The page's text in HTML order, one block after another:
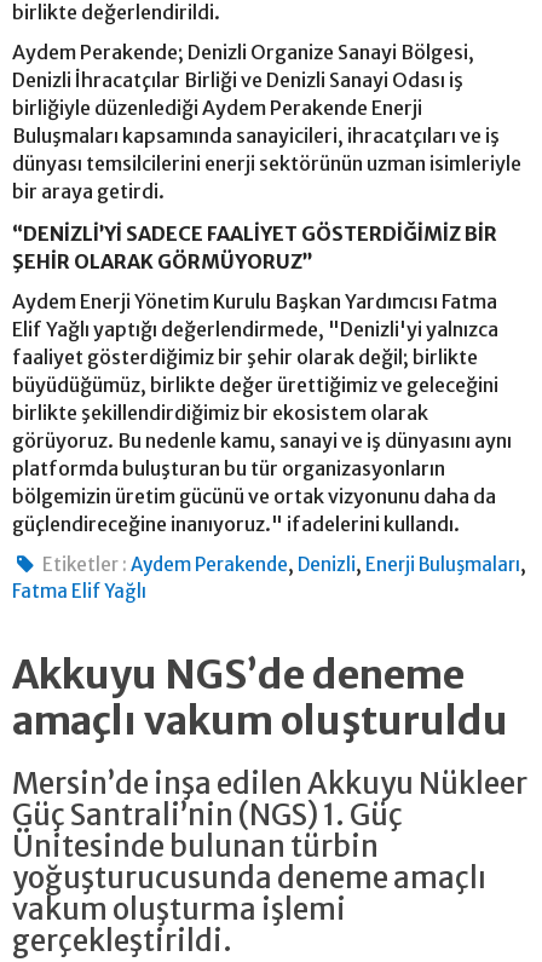
birlikte değerlendirildi.
Aydem Perakende; Denizli Organize Sanayi Bölgesi,
Denizli İhracatçılar Birliği ve Denizli Sanayi Odası iş
birliğiyle düzenlediği Aydem Perakende Enerji
Buluşmaları kapsamında sanayicileri, ihracatçıları ve iş
dünyası temsilcilerini enerji sektörünün uzman isimleriyle
bir araya getirdi.
“DENİZLİ’Yİ SADECE FAALİYET GÖSTERDİĞİMİZ BİR
ŞEHİR OLARAK GÖRMÜYORUZ”
Aydem Enerji Yönetim Kurulu Başkan Yardımcısı Fatma
Elif Yağlı yaptığı değerlendirmede, "Denizli'yi yalnızca
faaliyet gösterdiğimiz bir şehir olarak değil; birlikte
büyüdüğümüz, birlikte değer ürettiğimiz ve geleceğini
birlikte şekillendirdiğimiz bir ekosistem olarak
görüyoruz. Bu nedenle kamu, sanayi ve iş dünyasını aynı
platformda buluşturan bu tür organizasyonların
bölgemizin üretim gücünü ve ortak vizyonunu daha da
güçlendireceğine inanıyoruz." ifadelerini kullandı.
Etiketler : Aydem Perakende, Denizli, Enerji Buluşmaları,
Fatma Elif Yağlı
Akkuyu NGS’de deneme
amaçlı vakum oluşturuldu
Mersin’de inşa edilen Akkuyu Nükleer
Güç Santrali’nin (NGS) 1. Güç
Ünitesinde bulunan türbin
yoğuşturucusunda deneme amaçlı
vakum oluşturma işlemi
gerçekleştirildi.